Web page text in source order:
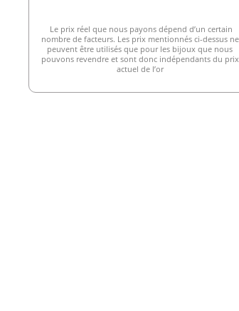
Le prix réel que nous payons dépend d’un certain
nombre de facteurs. Les prix mentionnés ci-dessus ne
peuvent être utilisés que pour les bijoux que nous
pouvons revendre et sont donc indépendants du prix
actuel de l’or